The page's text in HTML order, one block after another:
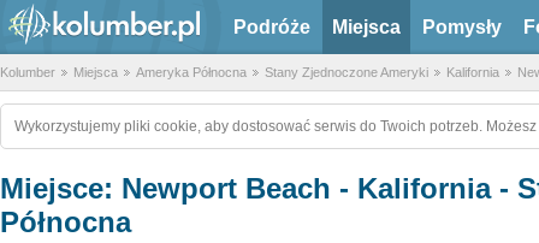
Podróże Miejsca Pomysły
Kolumber Miejsca Ameryka Północna Stany Zjednoczone Ameryki Kalifornia
Wykorzystujemy pliki cookie, aby dostosować serwis do Twoich potrzeb.
Miejsce: Newport Beach - Kalifornia -
Północna